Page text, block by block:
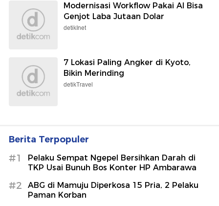
Modernisasi Workflow Pakai AI Bisa
Genjot Laba Jutaan Dolar
detikInet
7 Lokasi Paling Angker di Kyoto,
Bikin Merinding
detikTravel
Berita Terpopuler
#1
Pelaku Sempat Ngepel Bersihkan Darah di
TKP Usai Bunuh Bos Konter HP Ambarawa
#2
ABG di Mamuju Diperkosa 15 Pria, 2 Pelaku
Paman Korban